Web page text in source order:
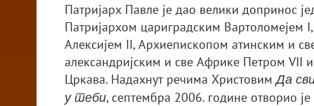
Патријарх Павле је дао велики допринос
Патријархом цариградским Вартоломејем
Алексијем II, Архиепископом атинским и
александријским и све Африке Петром VII
Цркава. Надахнут речима ХристовимДа
у теби, септембра 2006. године отворио